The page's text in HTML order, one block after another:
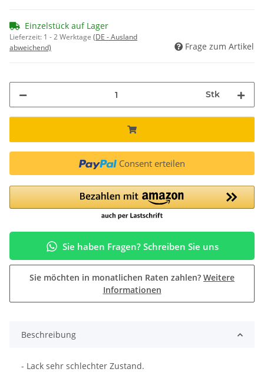
Einzelstück auf Lager
Lieferzeit: 1 - 2 Werktage (DE - Ausland
abweichend)
Frage zum Artikel
Stk
Consent erteilen
Sie haben Fragen? Schreiben Sie uns
Sie möchten in monatlichen Raten zahlen? Weitere
Informationen
Beschreibung
- Lack sehr schlechter Zustand.